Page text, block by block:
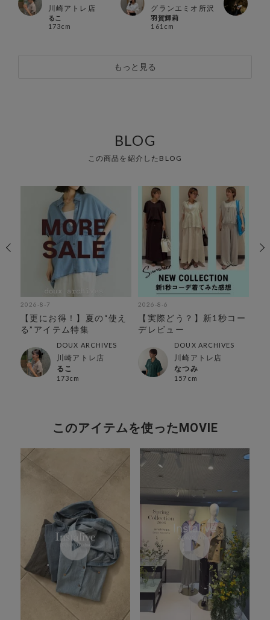
川崎アトレ店
るこ
173cm
グランエミオ所沢
羽賀輝莉
161cm
もっと見る
BLOG
この商品を紹介したBLOG
2026-8-7
【更にお得！】夏の“使え
る”アイテム特集
DOUX ARCHIVES
川崎アトレ店
るこ
173cm
2026-8-6
【実際どう？】新1秒コー
デレビュー
DOUX ARCHIVES
川崎アトレ店
なつみ
157cm
このアイテムを使ったMOVIE